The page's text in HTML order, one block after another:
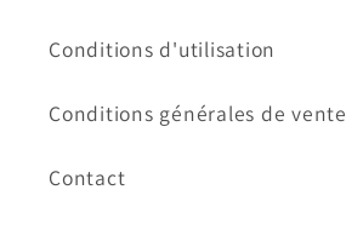
Conditions d'utilisation
Conditions générales de vente
Contact